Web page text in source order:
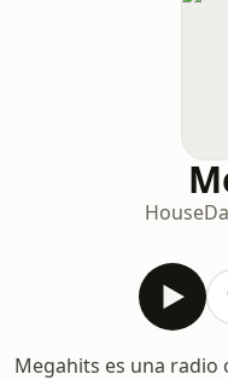
House
Megahits es una